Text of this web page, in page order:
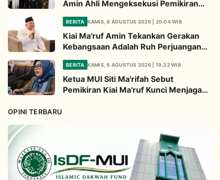
Amin Ahli Mengeksekusi Pemikiran
BERITA KAMIS, 6 AGUSTUS 2026 | 20.04 WIB
Kiai Ma'ruf Amin Tekankan Gerakan
Kebangsaan Adalah Ruh Perjuangan
BERITA KAMIS, 6 AGUSTUS 2026 | 19.32 WIB
Ketua MUI Siti Ma'rifah Sebut
Pemikiran Kiai Ma'ruf Kunci Menjaga
OPINI TERBARU